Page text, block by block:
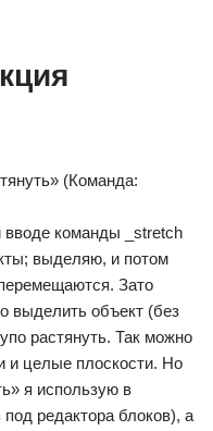
(Команда:
вводе команды _stretch
выделяю, и потом
Зато
выделить объект (без
растянуть. Так можно
и целые плоскости. Но
я использую в
редактора блоков), а